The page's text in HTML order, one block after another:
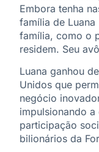
Embora tenha
família de
família, como o
residem. Seu
Luana ganhou
Unidos que
negócio
impulsionando
participação
bilionários da